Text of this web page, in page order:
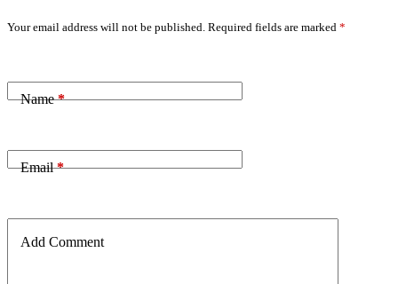
Your email address will not be published. Required fields are marked *
Name*
Email*
Add Comment